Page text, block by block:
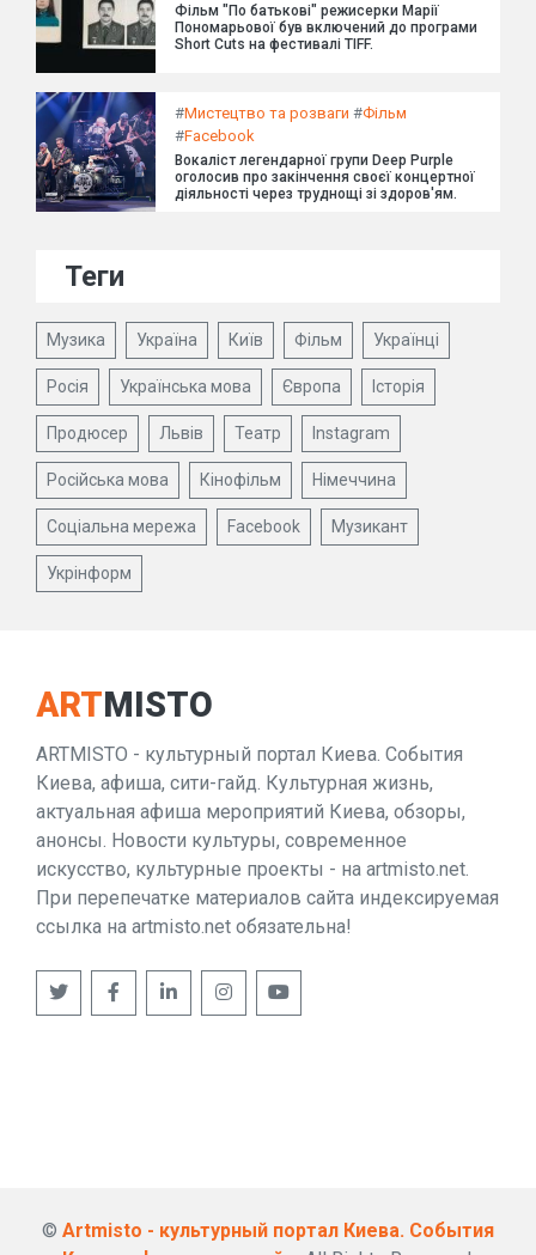
Фільм "По батькові" режисерки Марії
Пономарьової був включений до програми
Short Cuts на фестивалі TIFF.
#Мистецтво та розваги #Фільм
#Facebook
Вокаліст легендарної групи Deep Purple
оголосив про закінчення своєї концертної
діяльності через труднощі зі здоров'ям.
Теги
Музика Україна Київ Фільм Українці
Росія Українська мова Європа Історія
Продюсер Львів Театр Instagram
Російська мова Кінофільм Німеччина
Соціальна мережа Facebook Музикант
Укрінформ
ARTMISTO
ARTMISTO - культурный портал Киева. События
Киева, афиша, сити-гайд. Культурная жизнь,
актуальная афиша мероприятий Киева, обзоры,
анонсы. Новости культуры, современное
искусство, культурные проекты - на artmisto.net.
При перепечатке материалов сайта индексируемая
ссылка на artmisto.net обязательна!
© Artmisto - культурный портал Киева. События